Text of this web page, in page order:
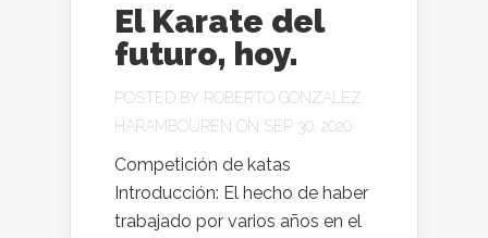
El Karate del
futuro, hoy.
POSTED BY ROBERTO GONZALEZ
HARAMBOUREN ON SEP 30, 2020
Competición de katas
Introducción: El hecho de haber
trabajado por varios años en el